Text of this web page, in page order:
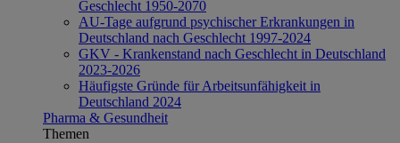
Geschlecht 1950-2070
AU-Tage aufgrund psychischer Erkrankungen in
Deutschland nach Geschlecht 1997-2024
GKV - Krankenstand nach Geschlecht in Deutschland
2023-2026
Häufigste Gründe für Arbeitsunfähigkeit in
Deutschland 2024
Pharma & Gesundheit
Themen